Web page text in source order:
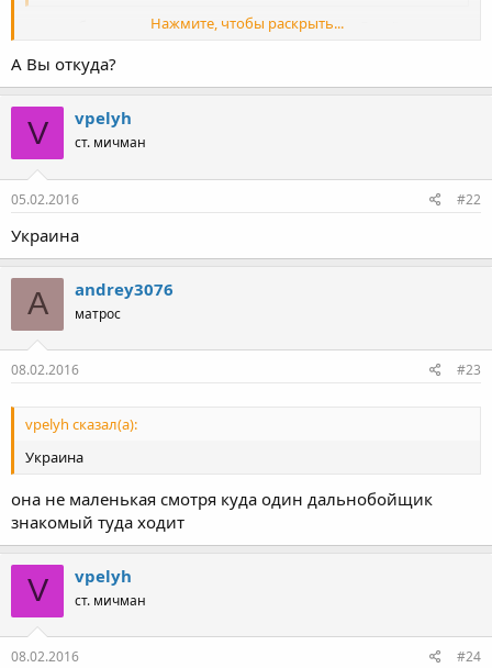
нет проблем в москву отправить что либо а как Вы её снимали,
Нажмите, чтобы раскрыть...
А Вы откуда?
V vpelyh
ст. мичман
05.02.2016 #22
Украина
A andrey3076
матрос
08.02.2016 #23
vpelyh сказал(а):
Украина
она не маленькая смотря куда один дальнобойщик
знакомый туда ходит
V vpelyh
ст. мичман
08.02.2016 #24